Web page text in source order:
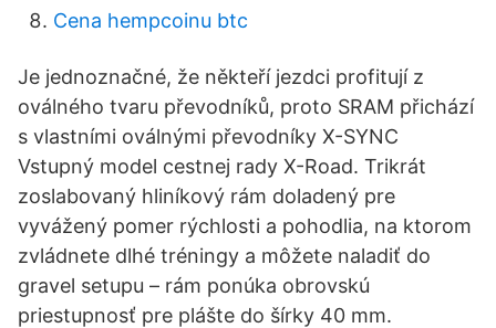
Cena hempcoinu btc
Je jednoznačné, že někteří jezdci profitují z
oválného tvaru převodníků, proto SRAM přichází
s vlastními oválnými převodníky X-SYNC
Vstupný model cestnej rady X-Road. Trikrát
zoslabovaný hliníkový rám doladený pre
vyvážený pomer rýchlosti a pohodlia, na ktorom
zvládnete dlhé tréningy a môžete naladiť do
gravel setupu – rám ponúka obrovskú
priestupnosť pre plášte do šírky 40 mm.